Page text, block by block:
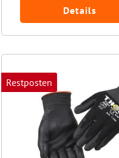
Details
Restposten